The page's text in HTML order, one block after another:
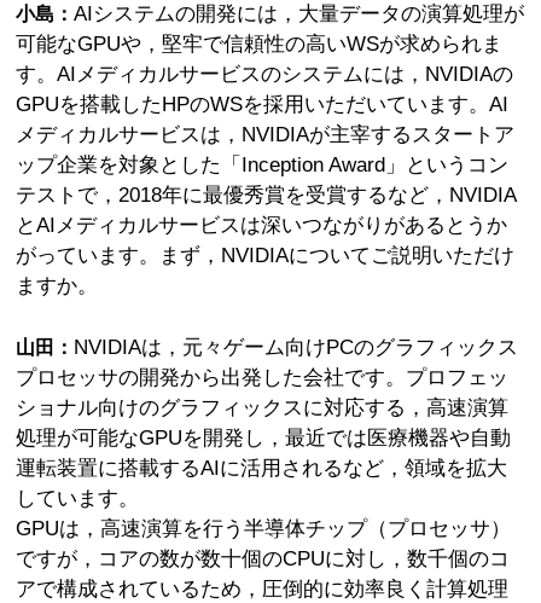
小島：AIシステムの開発には，大量データの演算処理が
可能なGPUや，堅牢で信頼性の高いWSが求められま
す。AIメディカルサービスのシステムには，NVIDIAの
GPUを搭載したHPのWSを採用いただいています。AI
メディカルサービスは，NVIDIAが主宰するスタートア
ップ企業を対象とした「Inception Award」というコン
テストで，2018年に最優秀賞を受賞するなど，NVIDIA
とAIメディカルサービスは深いつながりがあるとうか
がっています。まず，NVIDIAについてご説明いただけ
ますか。
山田： NVIDIAは，元々ゲーム向けPCのグラフィックス
プロセッサの開発から出発した会社です。プロフェッ
ショナル向けのグラフィックスに対応する，高速演算
処理が可能なGPUを開発し，最近では医療機器や自動
運転装置に搭載するAIに活用されるなど，領域を拡大
しています。
GPUは，高速演算を行う半導体チップ（プロセッサ）
ですが，コアの数が数十個のCPUに対し，数千個のコ
アで構成されているため，圧倒的に効率良く計算処理